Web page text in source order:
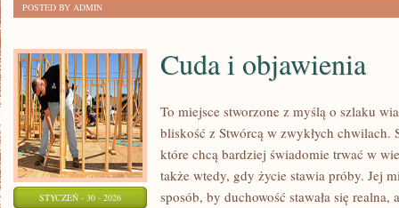
POSTED BY ADMIN
STYCZEŃ - 30 - 2026
Cuda i objawienia
To miejsce stworzone z myślą o szlaku
bliskość z Stwórcą w zwykłych chwilach.
które chcą bardziej świadomie trwać w
także wtedy, gdy życie stawia próby. Jej
sposób, by duchowość stawała się